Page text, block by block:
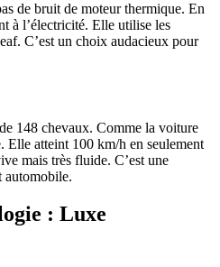
de bruit de moteur thermique. En
à l’électricité. Elle utilise les
C’est un choix audacieux pour
148 chevaux. Comme la voiture
Elle atteint 100 km/h en seulement
mais très fluide. C’est une
automobile.
: Luxe